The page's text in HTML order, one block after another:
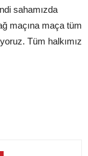
sahamızda
maçına maça tüm
Tüm halkımız